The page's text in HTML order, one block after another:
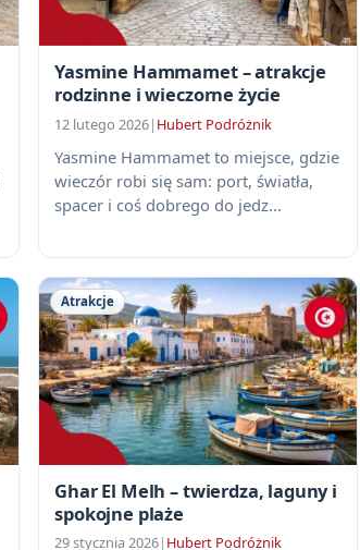
Yasmine Hammamet – atrakcje
rodzinne i wieczorne życie
12 lutego 2026| Hubert Podróżnik
Yasmine Hammamet to miejsce, gdzie
wieczór robi się sam: port, światła,
spacer i coś dobrego do jedz...
Atrakcje
Ghar El Melh – twierdza, laguny i
spokojne plaże
29 stycznia 2026| Hubert Podróżnik